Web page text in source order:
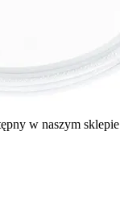
w naszym sklepie